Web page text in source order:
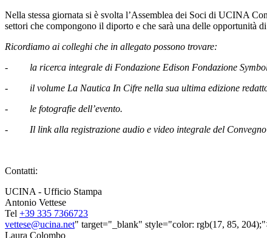
Nella stessa giornata si è svolta l’Assemblea dei Soci di UCINA
settori che compongono il diporto e che sarà una delle opportunità
Ricordiamo ai colleghi che in allegato possono trovare:
- la ricerca integrale di Fondazione Edison Fondazione
- il volume La Nautica In Cifre nella sua ultima edizione
- le fotografie dell’evento.
- Il link alla registrazione audio e video integrale del
Contatti:
UCINA - Ufficio Stampa
Antonio Vettese
Tel +39 335 7366723
vettese@ucina.net" target="_blank" style="color: rgb(17, 85,
Laura Colombo